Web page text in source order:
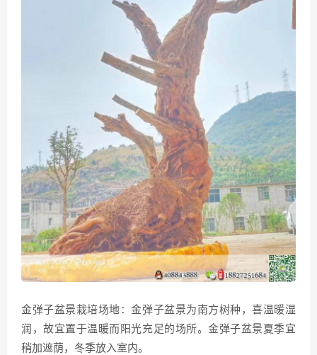
金弹子盆景栽培场地：金弹子盆景为南方树种，喜温暖湿
润，故宜置于温暖而阳光充足的场所。金弹子盆景夏季宜
稍加遮荫，冬季放入室内。